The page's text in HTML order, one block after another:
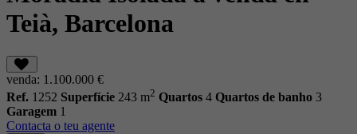
Teià, Barcelona
venda: 1.100.000 €
Ref. 1252 Superfície 243 m2 Quartos 4 Quartos de banho 3
Garagem 1
Contacta o teu agente